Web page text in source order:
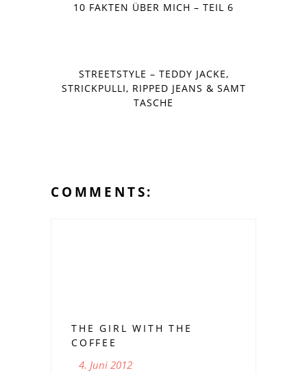
10 FAKTEN ÜBER MICH – TEIL 6
STREETSTYLE – TEDDY JACKE,
STRICKPULLI, RIPPED JEANS & SAMT
TASCHE
COMMENTS:
THE GIRL WITH THE
COFFEE
4. Juni 2012